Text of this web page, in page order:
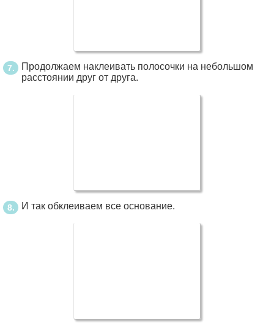
Продолжаем наклеивать полосочки на небольшом
расстоянии друг от друга.
И так обклеиваем все основание.